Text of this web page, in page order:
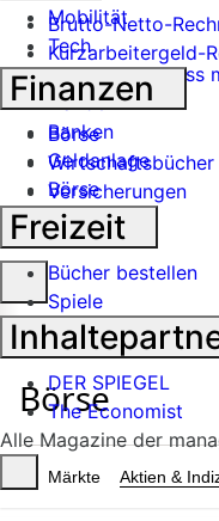
Mobilität
Tech
Harvard Business
Handel
Banken
Geldanlage
Börse
Industrie
Suche
öffnen
manager magazin
Märkte Aktien &
Brutto-Netto-
Kurzarbeitergeld-
Finanzen
Börse
Wirtschaftsbücher
Versicherungen
Freizeit
Bücher bestellen
Spiele
DER SPIEGEL
The Economist
Alle Magazine der